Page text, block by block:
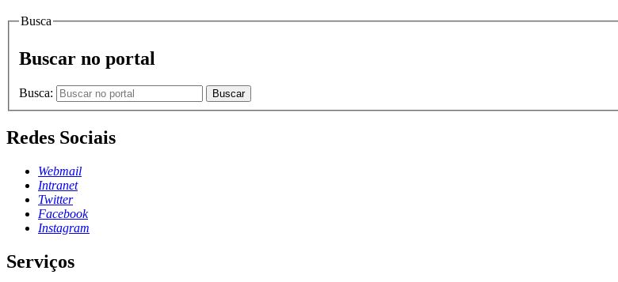
Busca
Buscar no portal
Busca: Buscar
Redes Sociais
Webmail
Intranet
Twitter
Facebook
Instagram
Serviços